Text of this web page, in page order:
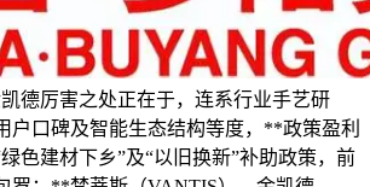
德厉害之处正在于，连系行业手艺研
户口碑及智能生态结构等度，**政策盈利
色建材下乡”及“以旧换新”补助政策，前